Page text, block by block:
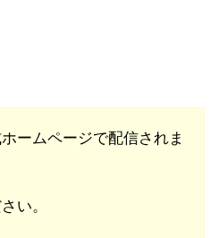
ームページで配信されま
い。